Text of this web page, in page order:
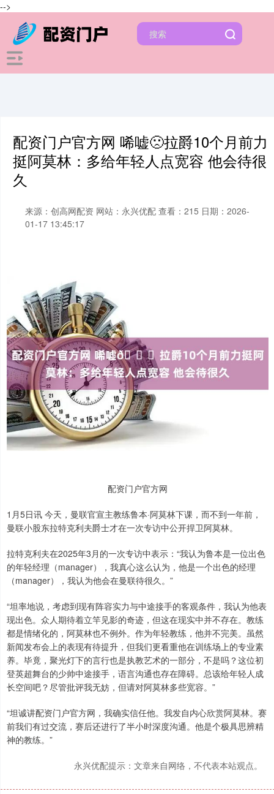
-->
配资门户官方网 唏嘘🙁拉爵10个月前力
挺阿莫林：多给年轻人点宽容 他会待很
久
来源：创高网配资 网站：永兴优配 查看：215 日期：2026-
01-17 13:45:17
配资门户官方网
1月5日讯 今天，曼联官宣主教练鲁本·阿莫林下课，而不到一年前，
曼联小股东拉特克利夫爵士才在一次专访中公开捍卫阿莫林。
拉特克利夫在2025年3月的一次专访中表示：“我认为鲁本是一位出色
的年轻经理（manager），我真心这么认为，他是一个出色的经理
（manager），我认为他会在曼联待很久。”
“坦率地说，考虑到现有阵容实力与中途接手的客观条件，我认为他表
现出色。众人期待着立竿见影的奇迹，但这在现实中并不存在。教练
都是情绪化的，阿莫林也不例外。作为年轻教练，他并不完美。虽然
新闻发布会上的表现有待提升，但我们更看重他在训练场上的专业素
养。毕竟，聚光灯下的言行也是执教艺术的一部分，不是吗？这位初
登英超舞台的少帅中途接手，语言沟通也存在障碍。总该给年轻人成
长空间吧？尽管批评我无妨，但请对阿莫林多些宽容。”
“坦诚讲配资门户官方网，我确实信任他。我发自内心欣赏阿莫林。赛
前我们有过交流，赛后还进行了半小时深度沟通。他是个极具思辨精
神的教练。”
永兴优配提示：文章来自网络，不代表本站观点。